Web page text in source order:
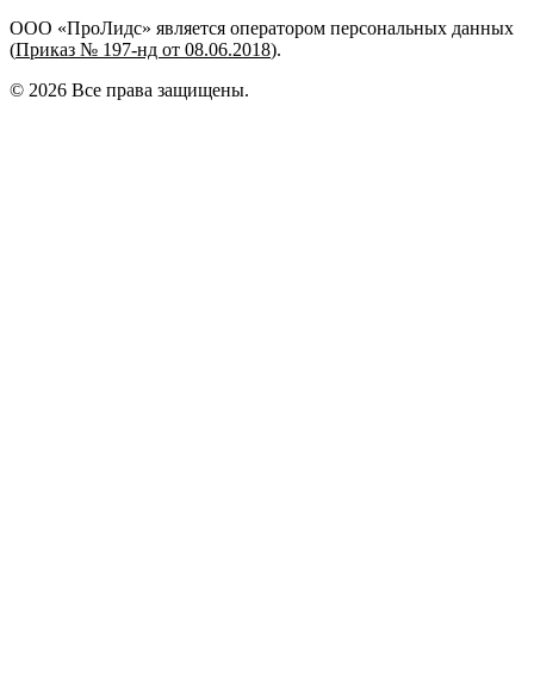
ООО «ПроЛидс» является оператором персональных данных
(Приказ № 197-нд от 08.06.2018).
© 2026 Все права защищены.